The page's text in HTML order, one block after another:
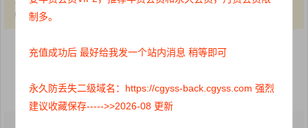
品，请与我们取得联系，我们会及时删除或者修改。
点赞0 收藏 0
分享到：
制多。
充值成功后 最好给我发一个站内消息 稍等即可
永久防丢失二级域名：https://cgyss-back.cgyss.com 强烈
建议收藏保存----->>2026-08 更新